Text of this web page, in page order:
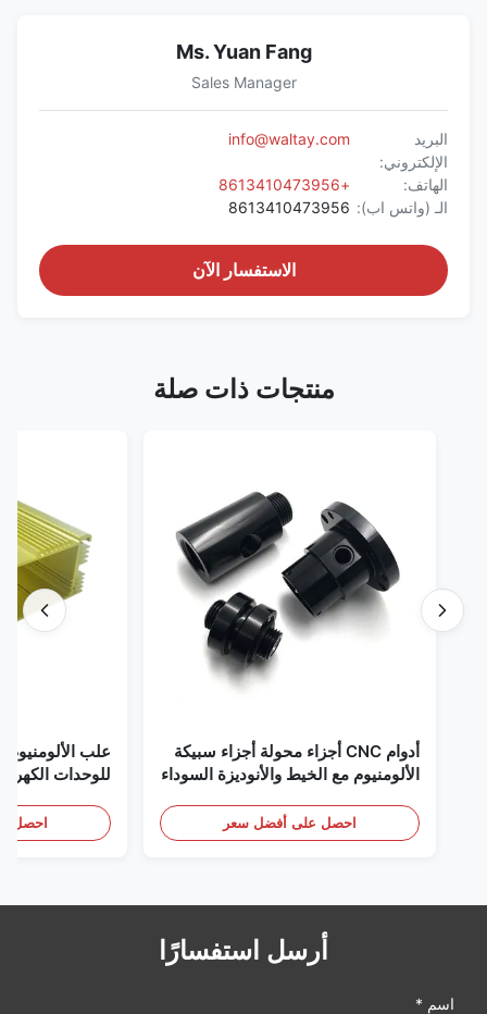
Ms. Yuan Fang
Sales Manager
البريد
الإلكتروني:
info@waltay.com
الهاتف:
+8613410473956
الـ (واتس اب): 8613410473956
الاستفسار الآن
منتجات ذات صلة
أدوام CNC أجزاء محولة أجزاء سبيكة
الألومنيوم مع الخيط والأنوديزة السوداء
احصل على أفضل سعر
علب الألومنيوم
للوحدات
احصل
أرسل استفسارًا
اسم *